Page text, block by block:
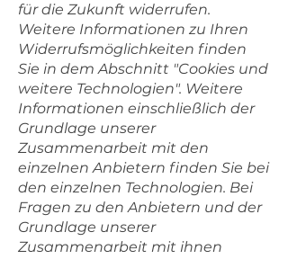
für die Zukunft widerrufen.
Weitere Informationen zu Ihren
Widerrufsmöglichkeiten finden
Sie in dem Abschnitt "Cookies und
weitere Technologien". Weitere
Informationen einschließlich der
Grundlage unserer
Zusammenarbeit mit den
einzelnen Anbietern finden Sie bei
den einzelnen Technologien. Bei
Fragen zu den Anbietern und der
Grundlage unserer
Zusammenarbeit mit ihnen